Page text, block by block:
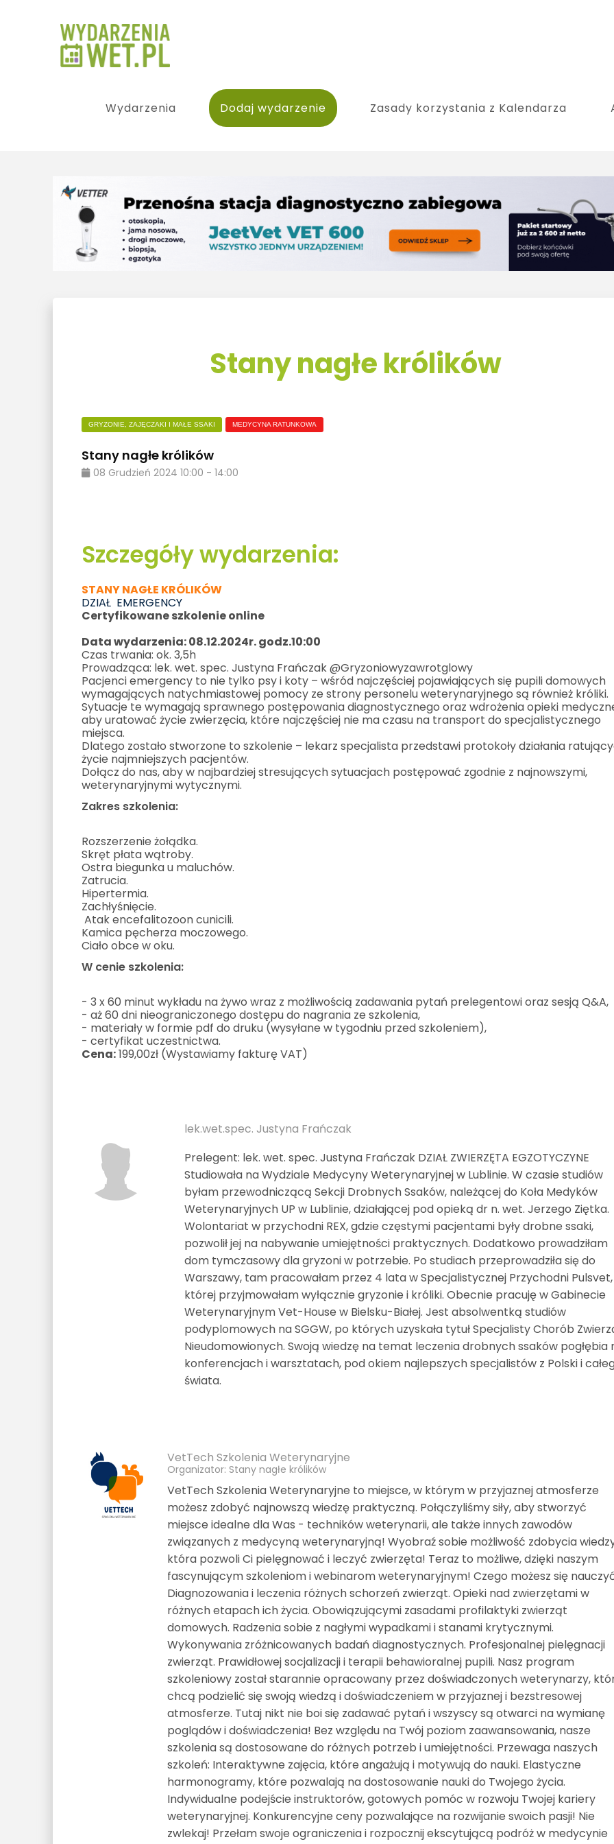
Wydarzenia Dodaj wydarzenie Zasady korzystania z Kalendarza
Stany nagłe królików
GRYZONIE, ZAJĘCZAKI I MAŁE SSAKI MEDYCYNA RATUNKOWA
Stany nagłe królików
08 Grudzień 2024 10:00 -14:00
Szczegóły wydarzenia:
STANY NAGŁE KRÓLIKÓW
DZIAŁ EMERGENCY
Certyfikowane szkolenie online
Data wydarzenia: 08.12.2024r. godz.10:00
Czas trwania: ok. 3,5h
Prowadząca: lek. wet. spec. Justyna Frańczak @Gryzoniowyzawrotglowy
Pacjenci emergency to nie tylko psy i koty – wśród najczęściej pojawiających się pupili domowych
wymagających natychmiastowej pomocy ze strony personelu weterynaryjnego są również króliki.
Sytuacje te wymagają sprawnego postępowania diagnostycznego oraz wdrożenia opieki
aby uratować życie zwierzęcia, które najczęściej nie ma czasu na transport do specjalistycznego
miejsca.
Dlatego zostało stworzone to szkolenie – lekarz specjalista przedstawi protokoły działania
życie najmniejszych pacjentów.
Dołącz do nas, aby w najbardziej stresujących sytuacjach postępować zgodnie z najnowszymi,
weterynaryjnymi wytycznymi.
Zakres szkolenia:
Rozszerzenie żołądka.
Skręt płata wątroby.
Ostra biegunka u maluchów.
Zatrucia.
Hipertermia.
Zachłyśnięcie.
Atak encefalitozoon cunicili.
Kamica pęcherza moczowego.
Ciało obce w oku.
W cenie szkolenia:
- 3 x 60 minut wykładu na żywo wraz z możliwością zadawania pytań prelegentowi oraz sesją Q&A,
- aż 60 dni nieograniczonego dostępu do nagrania ze szkolenia,
- materiały w formie pdf do druku (wysyłane w tygodniu przed szkoleniem),
- certyfikat uczestnictwa.
Cena:199,00zł (Wystawiamy fakturę VAT)
lek.wet.spec. Justyna Frańczak
Prelegent: lek. wet. spec. Justyna Frańczak DZIAŁ ZWIERZĘTA EGZOTYCZYNE
Studiowała na Wydziale Medycyny Weterynaryjnej w Lublinie. W czasie studiów
byłam przewodniczącą Sekcji Drobnych Ssaków, należącej do Koła Medyków
Weterynaryjnych UP w Lublinie, działającej pod opieką dr n. wet. Jerzego Ziętka.
Wolontariat w przychodni REX, gdzie częstymi pacjentami były drobne ssaki,
pozwolił jej na nabywanie umiejętności praktycznych. Dodatkowo prowadziłam
dom tymczasowy dla gryzoni w potrzebie. Po studiach przeprowadziła się do
Warszawy, tam pracowałam przez 4 lata w Specjalistycznej Przychodni
której przyjmowałam wyłącznie gryzonie i króliki. Obecnie pracuję w Gabinecie
Weterynaryjnym Vet-House w Bielsku-Białej. Jest absolwentką studiów
podyplomowych na SGGW, po których uzyskała tytuł Specjalisty Chorób
Nieudomowionych. Swoją wiedzę na temat leczenia drobnych ssaków pogłębia
konferencjach i warsztatach, pod okiem najlepszych specjalistów z Polski i
świata.
VetTech Szkolenia Weterynaryjne
Organizator: Stany nagłe królików
VetTech Szkolenia Weterynaryjne to miejsce, w którym w przyjaznej atmosferze
możesz zdobyć najnowszą wiedzę praktyczną. Połączyliśmy siły, aby stworzyć
miejsce idealne dla Was - techników weterynarii, ale także innych zawodów
związanych z medycyną weterynaryjną! Wyobraź sobie możliwość zdobycia
która pozwoli Ci pielęgnować i leczyć zwierzęta! Teraz to możliwe, dzięki naszym
fascynującym szkoleniom i webinarom weterynaryjnym! Czego możesz się
Diagnozowania i leczenia różnych schorzeń zwierząt. Opieki nad zwierzętami w
różnych etapach ich życia. Obowiązującymi zasadami profilaktyki zwierząt
domowych. Radzenia sobie z nagłymi wypadkami i stanami krytycznymi.
Wykonywania zróżnicowanych badań diagnostycznych. Profesjonalnej pielęgnacji
zwierząt. Prawidłowej socjalizacji i terapii behawioralnej pupili. Nasz program
szkoleniowy został starannie opracowany przez doświadczonych weterynarzy,
chcą podzielić się swoją wiedzą i doświadczeniem w przyjaznej i bezstresowej
atmosferze. Tutaj nikt nie boi się zadawać pytań i wszyscy są otwarci na wymianę
poglądów i doświadczenia! Bez względu na Twój poziom zaawansowania, nasze
szkolenia są dostosowane do różnych potrzeb i umiejętności. Przewaga naszych
szkoleń: Interaktywne zajęcia, które angażują i motywują do nauki. Elastyczne
harmonogramy, które pozwalają na dostosowanie nauki do Twojego życia.
Indywidualne podejście instruktorów, gotowych pomóc w rozwoju Twojej kariery
weterynaryjnej. Konkurencyjne ceny pozwalające na rozwijanie swoich pasji! Nie
zwlekaj! Przełam swoje ograniczenia i rozpocznij ekscytującą podróż w medycynie